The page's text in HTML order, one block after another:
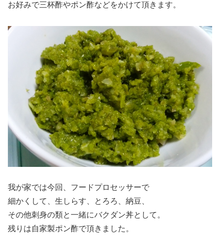
お好みで三杯酢やポン酢などをかけて頂きます。
我が家では今回、フードプロセッサーで
細かくして、生しらす、とろろ、納豆、
その他刺身の類と一緒にバクダン丼として。
残りは自家製ポン酢で頂きました。